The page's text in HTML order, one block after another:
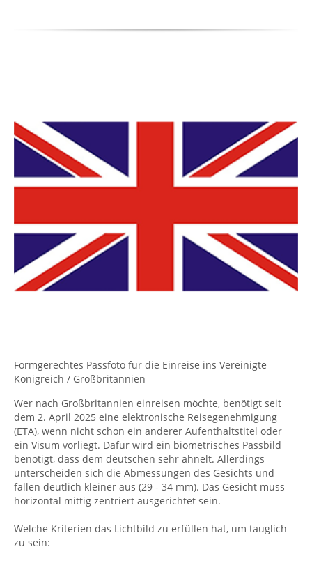
Formgerechtes Passfoto für die Einreise ins Vereinigte
Königreich / Großbritannien
Wer nach Großbritannien einreisen möchte, benötigt seit
dem 2. April 2025 eine elektronische Reisegenehmigung
(ETA), wenn nicht schon ein anderer Aufenthaltstitel oder
ein Visum vorliegt. Dafür wird ein biometrisches Passbild
benötigt, dass dem deutschen sehr ähnelt. Allerdings
unterscheiden sich die Abmessungen des Gesichts und
fallen deutlich kleiner aus (29 - 34 mm). Das Gesicht muss
horizontal mittig zentriert ausgerichtet sein.
Welche Kriterien das Lichtbild zu erfüllen hat, um tauglich
zu sein: